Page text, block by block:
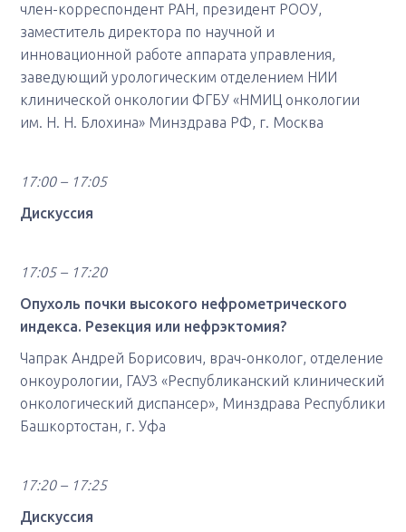
член-корреспондент РАН, президент РООУ,
заместитель директора по научной и
инновационной работе аппарата управления,
заведующий урологическим отделением НИИ
клинической онкологии ФГБУ «НМИЦ онкологии
им. Н. Н. Блохина» Минздрава РФ, г. Москва
17:00 – 17:05
Дискуссия
17:05 – 17:20
Опухоль почки высокого нефрометрического
индекса. Резекция или нефрэктомия?
Чапрак Андрей Борисович, врач-онколог, отделение
онкоурологии, ГАУЗ «Республиканский клинический
онкологический диспансер», Минздрава Республики
Башкортостан, г. Уфа
17:20 – 17:25
Дискуссия